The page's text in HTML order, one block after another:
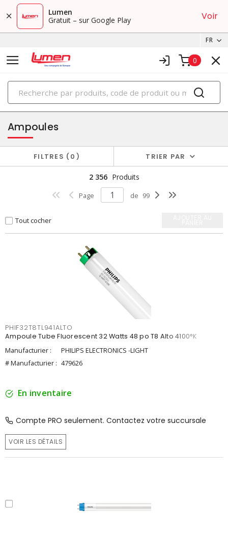
Lumen
Gratuit – sur Google Play
Voir
FR
0
PRODUITS
éclairage
Ampoules
FILTRES 0 TRIER PAR
2 356 Produits
Page de 99
Tout cocher
PHIF32T8TL941ALTO
Ampoule Tube Fluorescent 32 Watts 48 po T8 Alto 4100°K
Manufacturier :
PHILIPS ELECTRONICS -LIGHT
# Manufacturier : 479626
En inventaire
Compte PRO seulement. Contactez votre succursale
VOIR LES DÉTAILS